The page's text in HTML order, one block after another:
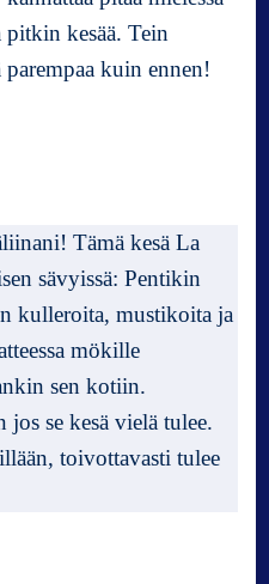
kesää. Tein
kuin ennen!
Tämä kesä La
sävyissä: Pentikin
kulleroita, mustikoita ja
mökille
sen kotiin.
se kesä vielä tulee.
toivottavasti tulee